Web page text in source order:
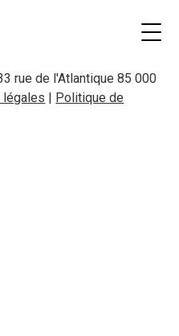
rue de l'Atlantique 85 000
légales | Politique de